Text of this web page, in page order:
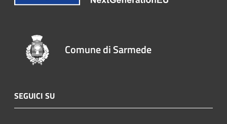
Comune di Sarmede
SEGUICI SU